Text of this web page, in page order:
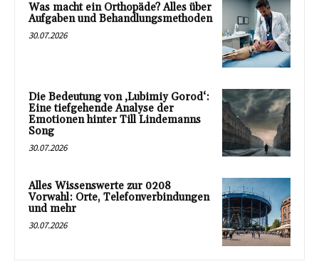
Was macht ein Orthopäde? Alles über
Aufgaben und Behandlungsmethoden
30.07.2026
Die Bedeutung von ‚Lubimiy Gorod‘:
Eine tiefgehende Analyse der
Emotionen hinter Till Lindemanns
Song
30.07.2026
Alles Wissenswerte zur 0208
Vorwahl: Orte, Telefonverbindungen
und mehr
30.07.2026